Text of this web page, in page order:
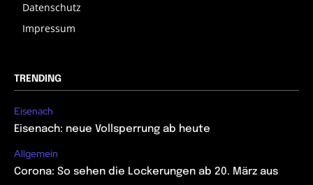
Datenschutz
Impressum
TRENDING
Eisenach
Eisenach: neue Vollsperrung ab heute
Allgemein
Corona: So sehen die Lockerungen ab 20. März aus